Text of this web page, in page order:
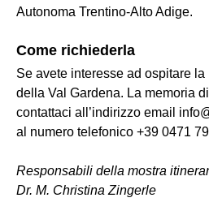
Autonoma Trentino-Alto Adige.
Come richiederla
Se avete interesse ad ospitare
della Val Gardena. La memoria
contattaci all’indirizzo email
al numero telefonico +39 0471
Responsabili della mostra
Dr. M. Christina Zingerle